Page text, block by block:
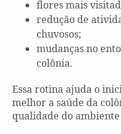
flores mais
redução de
chuvosos;
mudanças no
colônia.
Essa rotina ajuda o
melhor a saúde da
qualidade do